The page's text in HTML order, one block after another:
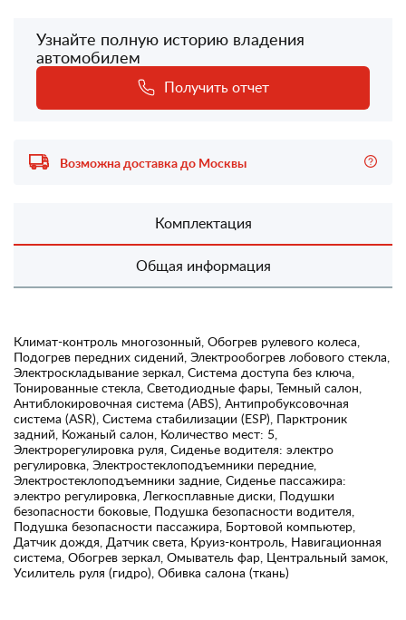
Узнайте полную историю владения
автомобилем
Получить отчет
Возможна доставка до Москвы
Комплектация
Общая информация
Климат-контроль многозонный, Обогрев рулевого колеса,
Подогрев передних сидений, Электрообогрев лобового стекла,
Электроскладывание зеркал, Система доступа без ключа,
Тонированные стекла, Светодиодные фары, Темный салон,
Антиблокировочная система (ABS), Антипробуксовочная
система (ASR), Система стабилизации (ESP), Парктроник
задний, Кожаный салон, Количество мест: 5,
Электрорегулировка руля, Сиденье водителя: электро
регулировка, Электростеклоподъемники передние,
Электростеклоподъемники задние, Сиденье пассажира:
электро регулировка, Легкосплавные диски, Подушки
безопасности боковые, Подушка безопасности водителя,
Подушка безопасности пассажира, Бортовой компьютер,
Датчик дождя, Датчик света, Круиз-контроль, Навигационная
система, Обогрев зеркал, Омыватель фар, Центральный замок,
Усилитель руля (гидро), Обивка салона (ткань)